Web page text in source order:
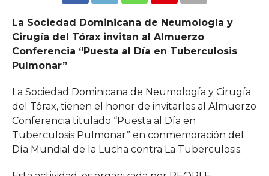
La Sociedad Dominicana de Neumología y
Cirugía del Tórax invitan al Almuerzo
Conferencia “Puesta al Día en Tuberculosis
Pulmonar”
La Sociedad Dominicana de Neumología y Cirugía
del Tórax, tienen el honor de invitarles al Almuerzo
Conferencia titulado “Puesta al Día en
Tuberculosis Pulmonar” en conmemoración del
Día Mundial de la Lucha contra La Tuberculosis.